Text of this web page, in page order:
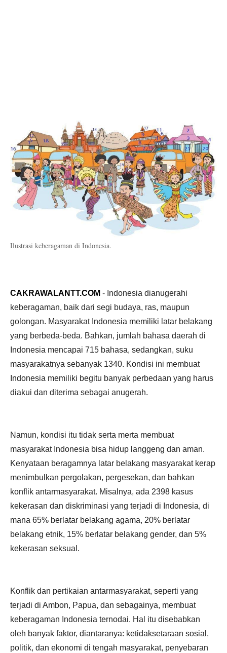
Ilustrasi keberagaman di Indonesia.
CAKRAWALANTT.COM - Indonesia dianugerahi
keberagaman, baik dari segi budaya, ras, maupun
golongan. Masyarakat Indonesia memiliki latar belakang
yang berbeda-beda. Bahkan, jumlah bahasa daerah di
Indonesia mencapai 715 bahasa, sedangkan, suku
masyarakatnya sebanyak 1340. Kondisi ini membuat
Indonesia memiliki begitu banyak perbedaan yang harus
diakui dan diterima sebagai anugerah.
Namun, kondisi itu tidak serta merta membuat
masyarakat Indonesia bisa hidup langgeng dan aman.
Kenyataan beragamnya latar belakang masyarakat kerap
menimbulkan pergolakan, pergesekan, dan bahkan
konflik antarmasyarakat. Misalnya, ada 2398 kasus
kekerasan dan diskriminasi yang terjadi di Indonesia, di
mana 65% berlatar belakang agama, 20% berlatar
belakang etnik, 15% berlatar belakang gender, dan 5%
kekerasan seksual.
Konflik dan pertikaian antarmasyarakat, seperti yang
terjadi di Ambon, Papua, dan sebagainya, membuat
keberagaman Indonesia ternodai. Hal itu disebabkan
oleh banyak faktor, diantaranya: ketidaksetaraan sosial,
politik, dan ekonomi di tengah masyarakat, penyebaran